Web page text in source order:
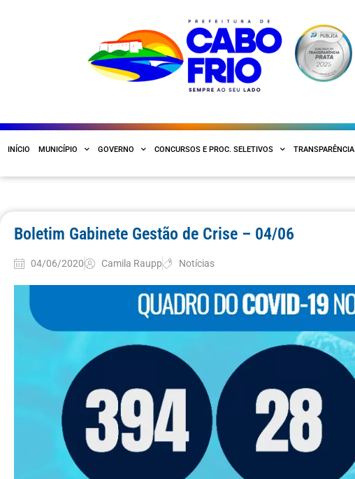
INÍCIO MUNICÍPIO GOVERNO CONCURSOS E PROC. SELETIVOS TRANSPARÊNCIA
Boletim Gabinete Gestão de Crise – 04/06
04/06/2020 Camila Raupp Notícias